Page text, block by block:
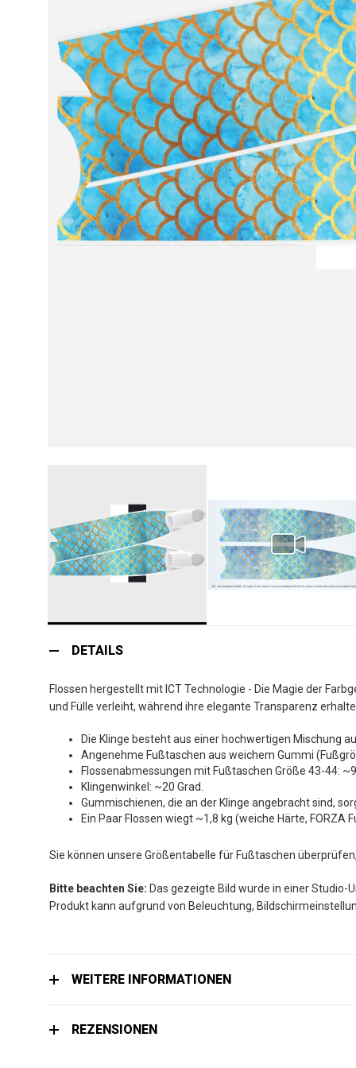
Anfang
springen
DETAILS
Flossen hergestellt mit ICT Technologie - Die Magie der
und Fülle verleiht, während ihre elegante Transparenz
Die Klinge besteht aus einer hochwertigen Mischung
Angenehme Fußtaschen aus weichem Gummi
Flossenabmessungen mit Fußtaschen Größe 43-44:
Klingenwinkel: ~20 Grad.
Gummischienen, die an der Klinge angebracht sind,
Ein Paar Flossen wiegt ~1,8 kg (weiche Härte, FORZA
Sie können unsere Größentabelle für Fußtaschen
Bitte beachten Sie: Das gezeigte Bild wurde in einer
Produkt kann aufgrund von Beleuchtung,
WEITERE INFORMATIONEN
REZENSIONEN